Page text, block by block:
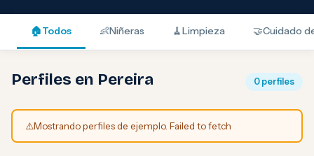
🏠Todos 👶Niñeras 🧹Limpieza 🤝Cuidado
Perfiles en Pereira 0 perfiles
⚠️Mostrando perfiles de ejemplo. Failed to fetch